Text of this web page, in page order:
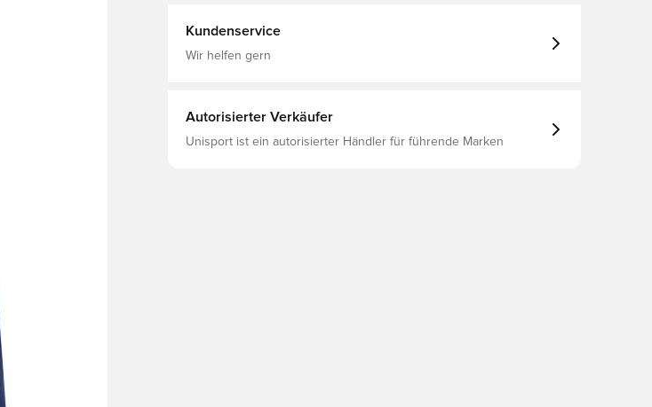
Kundenservice
Wir helfen gern
Autorisierter Verkäufer
Unisport ist ein autorisierter Händler für führende Marken